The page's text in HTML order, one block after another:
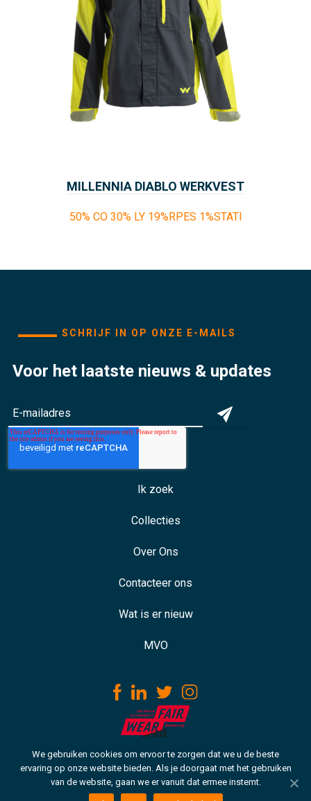
MILLENNIA DIABLO WERKVEST
50% CO 30% LY 19%RPES 1%STATI
SCHRIJF IN OP ONZE E-MAILS
Voor het laatste nieuws & updates
Ik zoek
Collecties
Over Ons
Contacteer ons
Wat is er nieuw
MVO
Download our ISO certificate
Copyright © 2021 VH. Alle rechten voorbehouden
We gebruiken cookies om ervoor te zorgen dat we u de beste
ervaring op onze website bieden. Als je doorgaat met het gebruiken
van de website, gaan we er vanuit dat ermee instemt.